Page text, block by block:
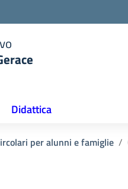
Didattica
per alunni e famiglie